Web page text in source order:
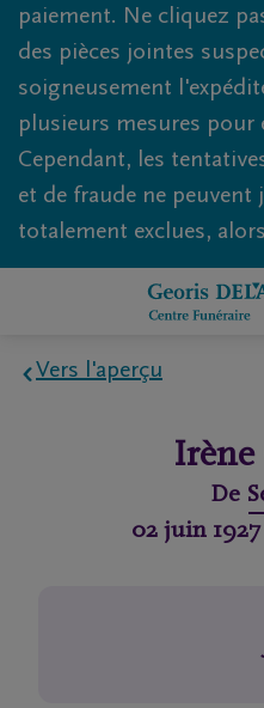
paiement. Ne cliquez
des pièces jointes
soigneusement
plusieurs mesures pour
Cependant, les
et de fraude ne peuvent
totalement exclues,
Vers l'aperçu
Irène
De
02 juin 1927